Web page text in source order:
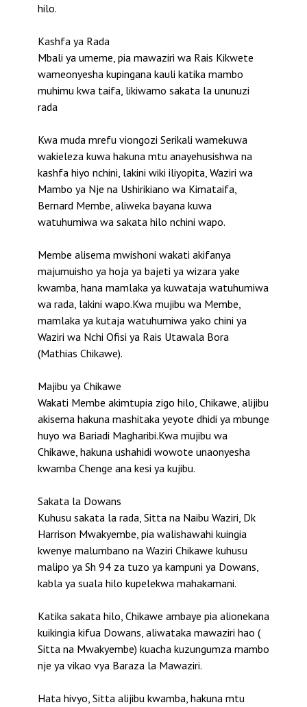
hilo.
Kashfa ya Rada
Mbali ya umeme, pia mawaziri wa Rais Kikwete
wameonyesha kupingana kauli katika mambo
muhimu kwa taifa, likiwamo sakata la ununuzi
rada
Kwa muda mrefu viongozi Serikali wamekuwa
wakieleza kuwa hakuna mtu anayehusishwa na
kashfa hiyo nchini, lakini wiki iliyopita, Waziri wa
Mambo ya Nje na Ushirikiano wa Kimataifa,
Bernard Membe, aliweka bayana kuwa
watuhumiwa wa sakata hilo nchini wapo.
Membe alisema mwishoni wakati akifanya
majumuisho ya hoja ya bajeti ya wizara yake
kwamba, hana mamlaka ya kuwataja watuhumiwa
wa rada, lakini wapo.Kwa mujibu wa Membe,
mamlaka ya kutaja watuhumiwa yako chini ya
Waziri wa Nchi Ofisi ya Rais Utawala Bora
(Mathias Chikawe).
Majibu ya Chikawe
Wakati Membe akimtupia zigo hilo, Chikawe, alijibu
akisema hakuna mashitaka yeyote dhidi ya mbunge
huyo wa Bariadi Magharibi.Kwa mujibu wa
Chikawe, hakuna ushahidi wowote unaonyesha
kwamba Chenge ana kesi ya kujibu.
Sakata la Dowans
Kuhusu sakata la rada, Sitta na Naibu Waziri, Dk
Harrison Mwakyembe, pia walishawahi kuingia
kwenye malumbano na Waziri Chikawe kuhusu
malipo ya Sh 94 za tuzo ya kampuni ya Dowans,
kabla ya suala hilo kupelekwa mahakamani.
Katika sakata hilo, Chikawe ambaye pia alionekana
kuikingia kifua Dowans, aliwataka mawaziri hao (
Sitta na Mwakyembe) kuacha kuzungumza mambo
nje ya vikao vya Baraza la Mawaziri.
Hata hivyo, Sitta alijibu kwamba, hakuna mtu